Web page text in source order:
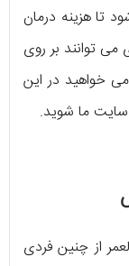
تا هزینه درمان
توانند بر روی
می خواهید در این
سایت ما شوید.
از چنین فردی